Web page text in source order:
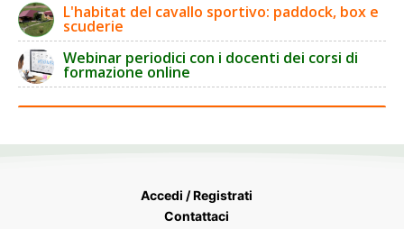
L'habitat del cavallo sportivo: paddock, box e
scuderie
Webinar periodici con i docenti dei corsi di
formazione online
Accedi / Registrati
Contattaci